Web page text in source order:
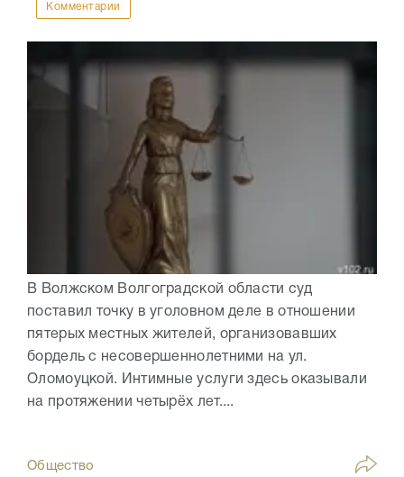
Комментарии
В Волжском Волгоградской области суд
поставил точку в уголовном деле в отношении
пятерых местных жителей, организовавших
бордель с несовершеннолетними на ул.
Оломоуцкой. Интимные услуги здесь оказывали
на протяжении четырёх лет....
Общество